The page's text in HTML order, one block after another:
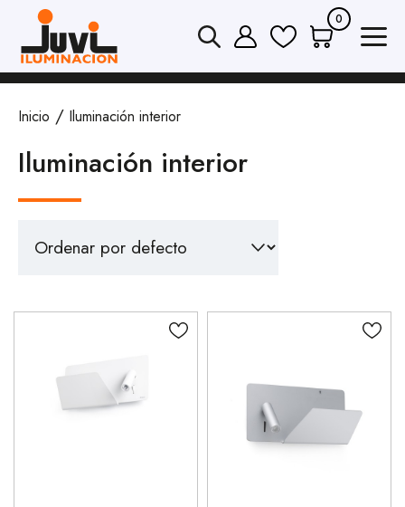
0
Inicio Iluminación interior
Iluminación interior